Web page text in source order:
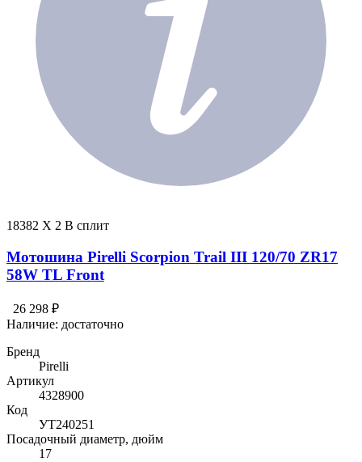
18382 X 2 В сплит
Мотошина Pirelli Scorpion Trail III 120/70 ZR17
58W TL Front
26 298 ₽
Наличие: достаточно
Бренд
Pirelli
Артикул
4328900
Код
УТ240251
Посадочный диаметр, дюйм
17